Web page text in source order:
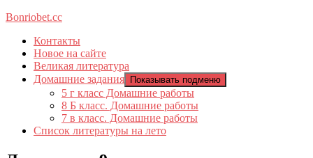
Bonriobet.cc
Контакты
Новое на сайте
Великая литература
Домашние задания
Показывать подменю
5 г класс Домашние работы
8 Б класс. Домашние работы
7 в класс. Домашние работы
Список литературы на лето